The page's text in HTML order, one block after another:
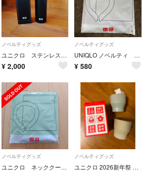
ノベルティグッズ
ユニクロ ステンレスボトル
¥ 2,000
ノベルティグッズ
UNIQLO ノベルティ ネッククールリング・保冷ポーチセット グレー
¥ 580
ノベルティグッズ
ユニクロ ネッククーリング＆保冷ポーチセット ノベルティ ネッククーラー
ノベルティグッズ
ユニクロ 2026新年祭 波佐見焼 湯呑み2個セット 謹賀新年 ノベルティ